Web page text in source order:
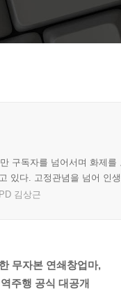
구독자를 넘어서며 화제
있다. 고정관념을 넘어 인
김상근
무자본 연쇄창업마,
주행 공식 대공개